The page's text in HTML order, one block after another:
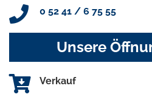
0 52 41 / 6 75 55
Unsere
Verkauf